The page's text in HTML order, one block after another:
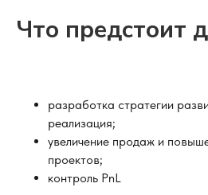
Что предстоит
разработка стратегии
реализация;
увеличение продаж и
проектов;
контроль PnL